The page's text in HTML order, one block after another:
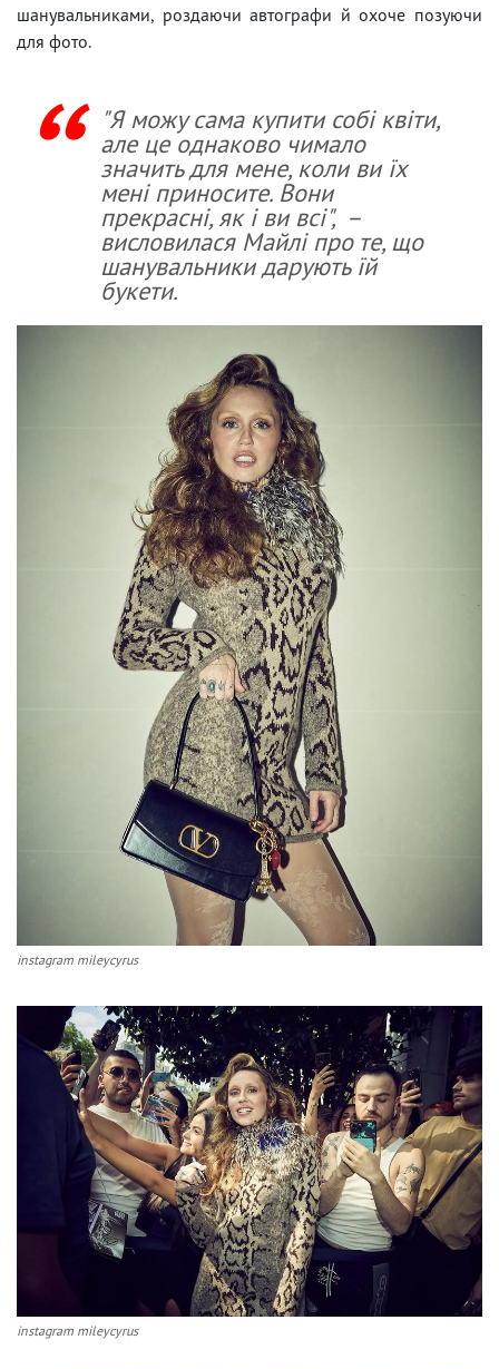
шанувальниками, роздаючи автографи й охоче позуючи
для фото.
"Я можу сама купити собі квіти,
але це однаково чимало
значить для мене, коли ви їх
мені приносите. Вони
прекрасні, як і ви всі", –
висловилася Майлі про те, що
шанувальники дарують їй
букети.
instagram mileycyrus
instagram mileycyrus